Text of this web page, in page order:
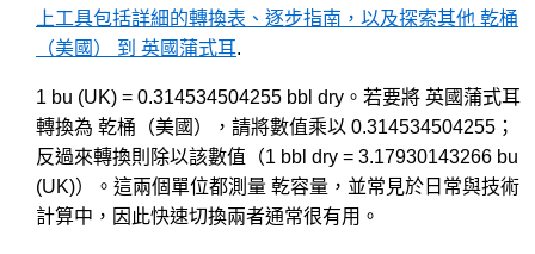
上工具包括詳細的轉換表、逐步指南，以及探索其他 乾桶
（美國） 到 英國蒲式耳.
1 bu (UK) = 0.314534504255 bbl dry。若要將 英國蒲式耳
轉換為 乾桶（美國），請將數值乘以 0.314534504255；
反過來轉換則除以該數值（1 bbl dry = 3.17930143266 bu
(UK)）。這兩個單位都測量 乾容量，並常見於日常與技術
計算中，因此快速切換兩者通常很有用。